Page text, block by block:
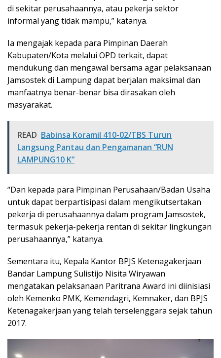
di sekitar perusahaannya, atau pekerja sektor
informal yang tidak mampu,” katanya.
Ia mengajak kepada para Pimpinan Daerah
Kabupaten/Kota melalui OPD terkait, dapat
mendukung dan mengawal bersama agar pelaksanaan
Jamsostek di Lampung dapat berjalan maksimal dan
manfaatnya benar-benar bisa dirasakan oleh
masyarakat.
READ Babinsa Koramil 410-02/TBS Turun
Langsung Pantau dan Pengamanan “RUN
LAMPUNG10 K”
“Dan kepada para Pimpinan Perusahaan/Badan Usaha
untuk dapat berpartisipasi dalam mengikutsertakan
pekerja di perusahaannya dalam program Jamsostek,
termasuk pekerja-pekerja rentan di sekitar lingkungan
perusahaannya,” katanya.
Sementara itu, Kepala Kantor BPJS Ketenagakerjaan
Bandar Lampung Sulistijo Nisita Wiryawan
mengatakan pelaksanaan Paritrana Award ini diinisiasi
oleh Kemenko PMK, Kemendagri, Kemnaker, dan BPJS
Ketenagakerjaan yang telah terselenggara sejak tahun
2017.